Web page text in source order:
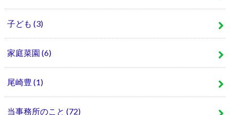
子ども (3)
家庭菜園 (6)
尾崎豊 (1)
当事務所のこと (72)